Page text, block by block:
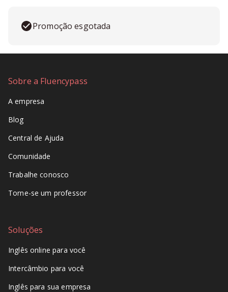
Promoção esgotada
Sobre a Fluencypass
A empresa
Blog
Central de Ajuda
Comunidade
Trabalhe conosco
Torne-se um professor
Soluções
Inglês online para você
Intercâmbio para você
Inglês para sua empresa